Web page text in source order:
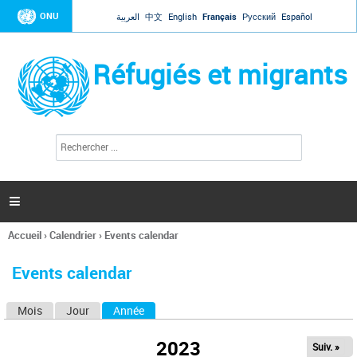
Jump to navigation
ONU العربية 中文 English Français Русский Español
Réfugiés et migrants
l
c
h
e

Vous
ici
Accueil›Calendrier› Events calendar
Events calendar
Mois Jour Année
2023 Suiv. »